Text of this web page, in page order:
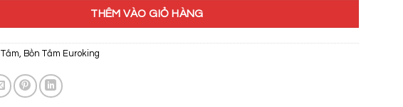
THÊM VÀO GIỎ HÀNG
, Bồn Tắm Euroking